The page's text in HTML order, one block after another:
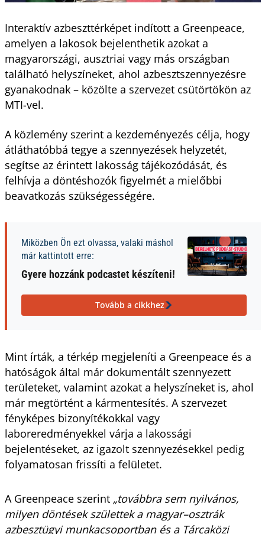
Interaktív azbeszttérképet indított a Greenpeace,
amelyen a lakosok bejelenthetik azokat a
magyarországi, ausztriai vagy más országban
található helyszíneket, ahol azbesztszennyezésre
gyanakodnak – közölte a szervezet csütörtökön az
MTI-vel.
A közlemény szerint a kezdeményezés célja, hogy
átláthatóbbá tegye a szennyezések helyzetét,
segítse az érintett lakosság tájékozódását, és
felhívja a döntéshozók figyelmét a mielőbbi
beavatkozás szükségességére.
Miközben Ön ezt olvassa, valaki máshol
már kattintott erre:
Gyere hozzánk podcastet készíteni!
Tovább a cikkhez
Mint írták, a térkép megjeleníti a Greenpeace és a
hatóságok által már dokumentált szennyezett
területeket, valamint azokat a helyszíneket is, ahol
már megtörtént a kármentesítés. A szervezet
fényképes bizonyítékokkal vagy
laboreredményekkel várja a lakossági
bejelentéseket, az igazolt szennyezésekkel pedig
folyamatosan frissíti a felületet.
A Greenpeace szerint „továbbra sem nyilvános,
milyen döntések születtek a magyar–osztrák
azbesztügyi munkacsoportban és a Tárcaközi